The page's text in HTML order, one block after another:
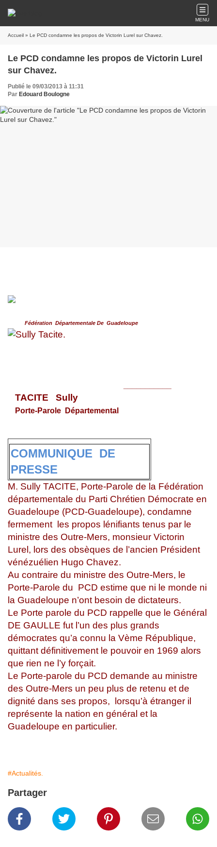
MENU
Accueil » Le PCD condamne les propos de Victorin Lurel sur Chavez.
Le PCD condamne les propos de Victorin Lurel
sur Chavez.
Publié le 09/03/2013 à 11:31
Par Edouard Boulogne
Fédération Départementale De Guadeloupe
TACITE Sully
Porte-Parole Départemental
COMMUNIQUE DE
PRESSE
M. Sully TACITE, Porte-Parole de la Fédération
départementale du Parti Chrétien Démocrate en
Guadeloupe (PCD-Guadeloupe), condamne
fermement les propos lénifiants tenus par le
ministre des Outre-Mers, monsieur Victorin
Lurel, lors des obsèques de l’ancien Président
vénézuélien Hugo Chavez.
Au contraire du ministre des Outre-Mers, le
Porte-Parole du PCD estime que ni le monde ni
la Guadeloupe n’ont besoin de dictateurs.
Le Porte parole du PCD rappelle que le Général
DE GAULLE fut l’un des plus grands
démocrates qu’a connu la Vème République,
quittant définitivement le pouvoir en 1969 alors
que rien ne l’y forçait.
Le Porte-parole du PCD demande au ministre
des Outre-Mers un peu plus de retenu et de
dignité dans ses propos, lorsqu’à étranger il
représente la nation en général et la
Guadeloupe en particulier.
#Actualités.
Partager